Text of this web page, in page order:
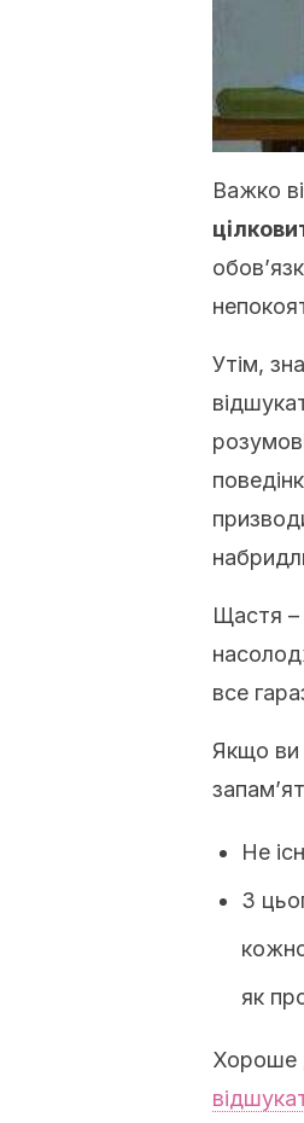
Важко
Утім,
Щастя –
все
Якщо ви
Не
З
як
Хороше